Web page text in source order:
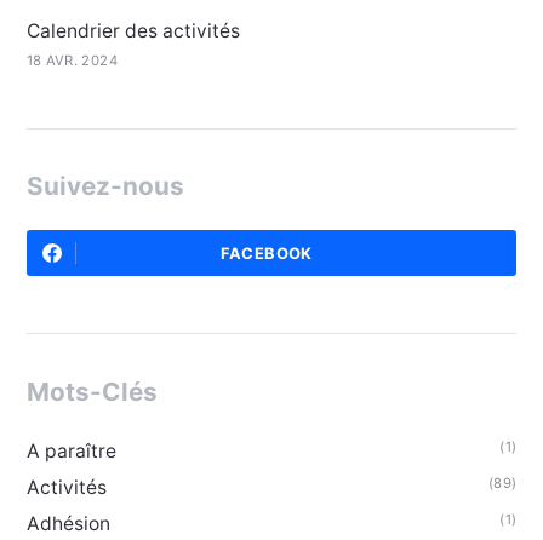
Calendrier des activités
18 AVR. 2024
Suivez-nous
FACEBOOK
Mots-Clés
A paraître (1)
Activités (89)
Adhésion (1)